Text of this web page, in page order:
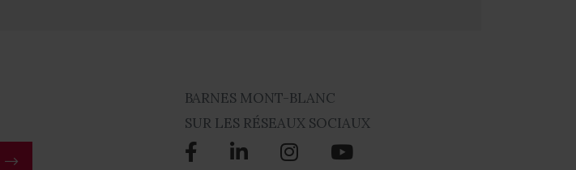
BARNES MONT-BLANC
SUR LES RÉSEAUX SOCIAUX